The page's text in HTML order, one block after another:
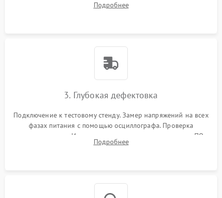
памяти и зоны VRM. Очистка платы от пыли и окислов.
Подробнее
3. Глубокая дефектовка
Подключение к тестовому стенду. Замер напряжений на всех
фазах питания с помощью осциллографа. Проверка
инициализации. Использование специализированного ПО
MATS
Подробнее